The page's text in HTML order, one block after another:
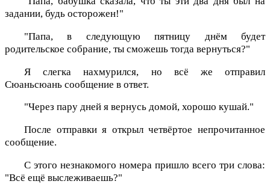
задании, будь осторожен!"
"Папа, в следующую пятницу днём будет
родительское собрание, ты сможешь тогда вернуться?"
Я слегка нахмурился, но всё же отправил
Сюаньсюань сообщение в ответ.
"Через пару дней я вернусь домой, хорошо кушай."
После отправки я открыл четвёртое непрочитанное
сообщение.
С этого незнакомого номера пришло всего три слова:
"Всё ещё выслеживаешь?"